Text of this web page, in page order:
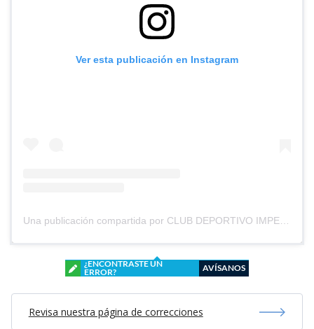
Ver esta publicación en Instagram
Una publicación compartida por CLUB DEPORTIVO IMPERIAL UNIDO (@cd_imperial_unido)
¿ENCONTRASTE UN
ERROR?
AVÍSANOS
Revisa nuestra página de correcciones